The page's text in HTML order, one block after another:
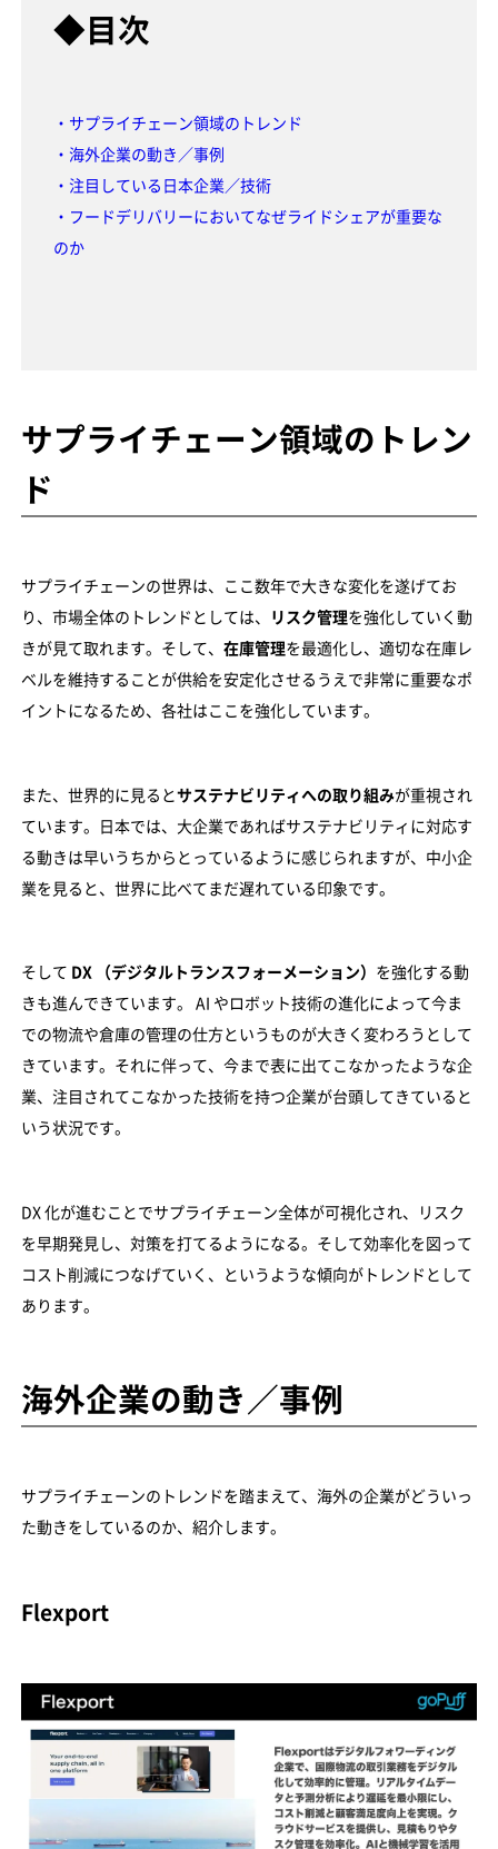
◆目次
・サプライチェーン領域のトレンド
・海外企業の動き／事例
・注目している日本企業／技術
・フードデリバリーにおいてなぜライドシェアが重要な
のか
サプライチェーン領域のトレン
ド
サプライチェーンの世界は、ここ数年で大きな変化を遂げてお
り、市場全体のトレンドとしては、
リスク管理を強化していく動
きが見て取れます。そして、在庫管理を最適化し、適切な在庫レ
ベルを維持することが供給を安定化させるうえで非常に重要なポ
イントになるため、各社はここを強化しています。
また、世界的に見るとサステナビリティへの取り組みが重視され
ています。日本では、大企業であればサステナビリティに対応す
る動きは早いうちからとっているように感じられますが、中小企
業を見ると、世界に比べてまだ遅れている印象です。
そして DX （デジタルトランスフォーメーション） を強化する動
きも進んできています。 AI やロボット技術の進化によって今ま
での物流や倉庫の管理の仕方というものが大きく変わろうとして
きています。それに伴って、今まで表に出てこなかったような企
業、注目されてこなかった技術を持つ企業が台頭してきていると
いう状況です。
DX 化が進むことでサプライチェーン全体が可視化され、リスク
を早期発見し、対策を打てるようになる。そして効率化を図って
コスト削減につなげていく、というような傾向がトレンドとして
あります。
海外企業の動き／事例
サプライチェーンのトレンドを踏まえて、海外の企業がどういっ
た動きをしているのか、紹介します。
Flexport